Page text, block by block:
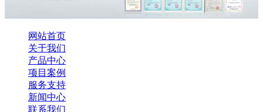
网站首页
关于我们
产品中心
项目案例
服务支持
新闻中心
联系我们